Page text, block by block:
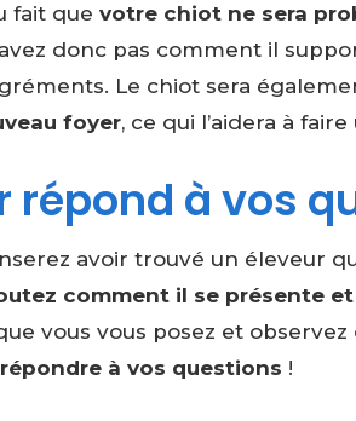
fait que votre chiot ne sera
donc pas comment il
Le chiot sera
foyer, ce qui l’aidera à
répond à vos
avoir trouvé un éleveur
comment il se présente
vous vous posez et
à vos questions !